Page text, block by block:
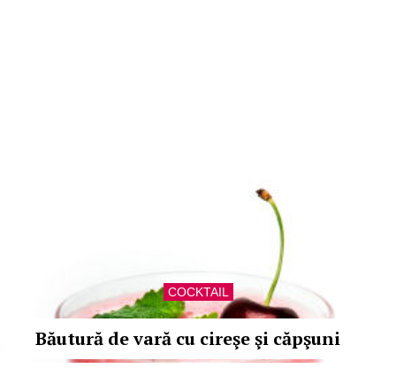
COCKTAIL
Băutură de vară cu cireşe şi căpşuni